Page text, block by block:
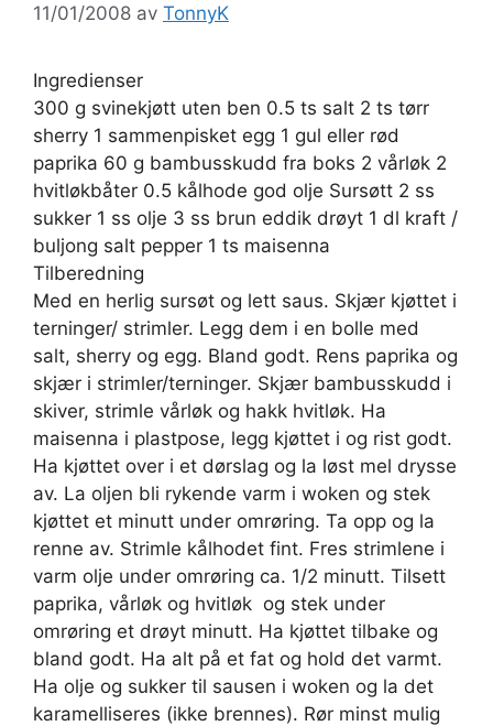
11/01/2008 av TonnyK
Ingredienser
300 g svinekjøtt uten ben 0.5 ts salt 2 ts tørr
sherry 1 sammenpisket egg 1 gul eller rød
paprika 60 g bambusskudd fra boks 2 vårløk 2
hvitløkbåter 0.5 kålhode god olje Sursøtt 2 ss
sukker 1 ss olje 3 ss brun eddik drøyt 1 dl kraft /
buljong salt pepper 1 ts maisenna
Tilberedning
Med en herlig sursøt og lett saus. Skjær kjøttet i
terninger/ strimler. Legg dem i en bolle med
salt, sherry og egg. Bland godt. Rens paprika og
skjær i strimler/terninger. Skjær bambusskudd i
skiver, strimle vårløk og hakk hvitløk. Ha
maisenna i plastpose, legg kjøttet i og rist godt.
Ha kjøttet over i et dørslag og la løst mel drysse
av. La oljen bli rykende varm i woken og stek
kjøttet et minutt under omrøring. Ta opp og la
renne av. Strimle kålhodet fint. Fres strimlene i
varm olje under omrøring ca. 1/2 minutt. Tilsett
paprika, vårløk og hvitløk  og stek under
omrøring et drøyt minutt. Ha kjøttet tilbake og
bland godt. Ha alt på et fat og hold det varmt.
Ha olje og sukker til sausen i woken og la det
karamelliseres (ikke brennes). Rør minst mulig